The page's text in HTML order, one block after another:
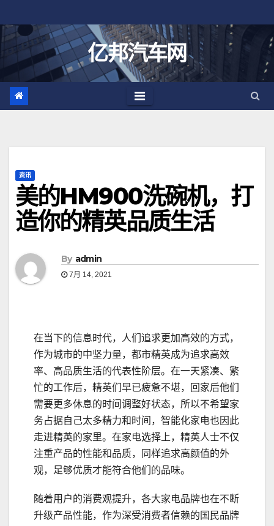
至
亿邦汽车网
资讯
美的HM900洗碗机，打
造你的精英品质生活
By admin
7月 14, 2021
在当下的信息时代，人们追求更加高效的方式，
作为城市的中坚力量，都市精英成为追求高效
率、高品质生活的代表性阶层。在一天紧凑、繁
忙的工作后，精英们早已疲惫不堪，回家后他们
需要更多休息的时间调整好状态，所以不希望家
务占据自己太多精力和时间，智能化家电也因此
走进精英的家里。在家电选择上，精英人士不仅
注重产品的性能和品质，同样追求高颜值的外
观，足够优质才能符合他们的品味。
随着用户的消费观提升，各大家电品牌也在不断
升级产品性能，作为深受消费者信赖的国民品牌